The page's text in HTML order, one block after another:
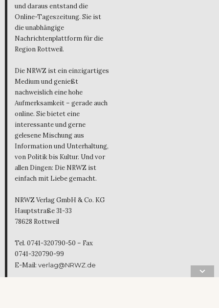
und daraus entstand die
Online-Tageszeitung. Sie ist
die unabhängige
Nachrichtenplattform für die
Region Rottweil.
Die NRWZ ist ein einzigartiges
Medium und genießt
nachweislich eine hohe
Aufmerksamkeit – gerade auch
online. Sie bietet eine
interessante und gerne
gelesene Mischung aus
Information und Unterhaltung,
von Politik bis Kultur. Und vor
allen Dingen: Die NRWZ ist
einfach mit Liebe gemacht.
NRWZ Verlag GmbH & Co. KG
Hauptstraße 31-33
78628 Rottweil
Tel. 0741-320790-50 – Fax
0741-320790-99
E-Mail: verlag@NRWZ.de